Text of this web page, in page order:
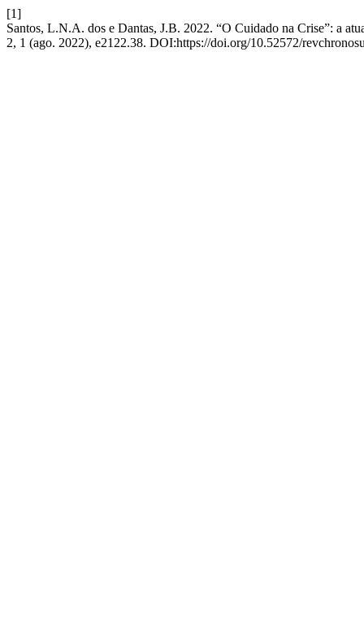
[1]
Santos, L.N.A. dos e Dantas, J.B. 2022. “O Cuidado na Crise”: a
2, 1 (ago. 2022), e2122.38. DOI:https://doi.org/10.52572/